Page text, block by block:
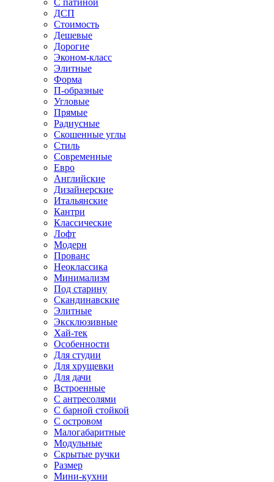
С патиной
ДСП
Стоимость
Дешевые
Дорогие
Эконом-класс
Элитные
Форма
П-образные
Угловые
Прямые
Радиусные
Скошенные углы
Стиль
Современные
Евро
Английские
Дизайнерские
Итальянские
Кантри
Классические
Лофт
Модерн
Прованс
Неоклассика
Минимализм
Под старину
Скандинавские
Элитные
Эксклюзивные
Хай-тек
Особенности
Для студии
Для хрущевки
Для дачи
Встроенные
С антресолями
С барной стойкой
С островом
Малогабаритные
Модульные
Скрытые ручки
Размер
Мини-кухни